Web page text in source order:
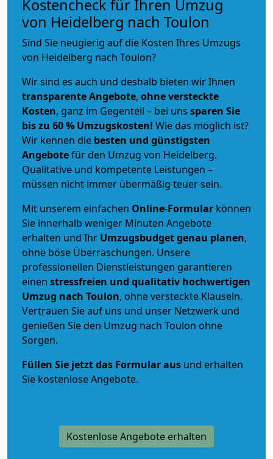
Kostencheck für Ihren Umzug
von Heidelberg nach Toulon
Sind Sie neugierig auf die Kosten Ihres Umzugs
von Heidelberg nach Toulon?
Wir sind es auch und deshalb bieten wir Ihnen
transparente Angebote, ohne versteckte
Kosten, ganz im Gegenteil – bei uns sparen Sie
bis zu 60 % Umzugskosten! Wie das möglich ist?
Wir kennen die besten und günstigsten
Angebotefür den Umzug von Heidelberg.
Qualitative und kompetente Leistungen –
müssen nicht immer übermäßig teuer sein.
Mit unserem einfachen Online-Formular können
Sie innerhalb weniger Minuten Angebote
erhalten und Ihr Umzugsbudgetgenau planen,
ohne böse Überraschungen. Unsere
professionellen Dienstleistungen garantieren
einen stressfreien und qualitativ hochwertigen
Umzug nach Toulon, ohne versteckte Klauseln.
Vertrauen Sie auf uns und unser Netzwerk und
genießen Sie den Umzug nach Toulon ohne
Sorgen.
Füllen Sie jetzt das Formular aus und erhalten
Sie kostenlose Angebote.
Kostenlose Angebote erhalten